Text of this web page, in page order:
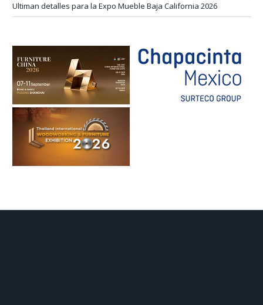
Ultiman detalles para la Expo Mueble Baja California 2026